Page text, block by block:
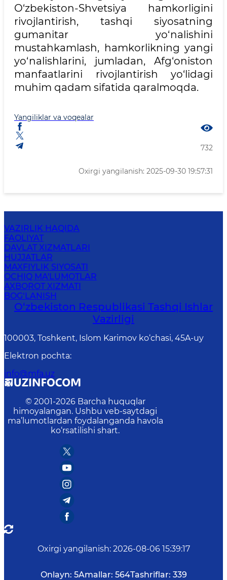
O‘zbekiston-Shvetsiya hamkorligini
rivojlantirish, tashqi siyosatning
gumanitar yo‘nalishini
mustahkamlash, hamkorlikning yangi
yo‘nalishlarini, jumladan, Afg‘oniston
manfaatlarini rivojlantirish yo‘lidagi
muhim qadam sifatida qaralmoqda.
Yangiliklar va voqealar
732
Oxirgi yangilanish: 2025-09-30 19:57:31
VAZIRLIK HAQIDA
FAOLIYAT
DAVLAT XIZMATLARI
HUJJATLAR
MAXFIYLIK SIYOSATI
OCHIQ MA'LUMOTLAR
AXBOROT XIZMATI
BOG‘LANISH
O‘zbеkistоn Rеspublikаsi Tashqi Ishlаr
Vаzirligi
100003, Toshkent, Islom Karimov ko‘chasi, 45A-uy
Elektron pochta:
info@mfa.uz
© 2001-2026 Barcha huquqlar
himoyalangan. Ushbu veb-saytdagi
ma’lumotlardan foydalanganda havola
ko‘rsatilishi shart.
Oxirgi yangilanish: 2026-08-06 15:39:17
Onlayn: 5Amallar: 564Tashriflar: 339